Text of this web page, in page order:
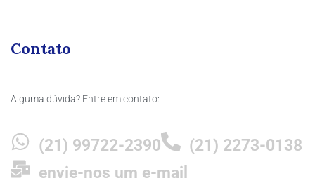
Contato
Alguma dúvida? Entre em contato:
(21) 99722-2390
(21) 2273-0138
envie-nos um e-mail